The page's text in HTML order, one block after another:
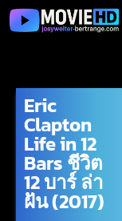
Eric
Clapton
Life in 12
Bars ชีวิต
12 บาร์ ล่า
ฝัน (2017)